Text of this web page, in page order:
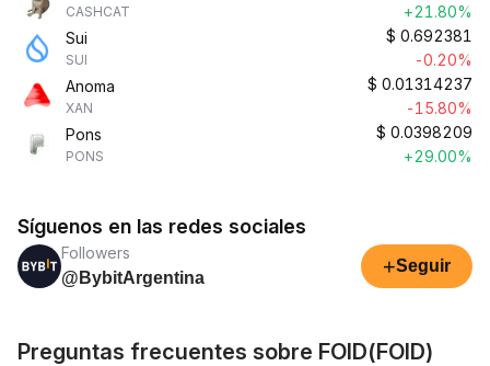
CASHCAT
+21.80%
Sui
SUI
$ 0.692381
-0.20%
Anoma
XAN
$ 0.01314237
-15.80%
Pons
PONS
$ 0.0398209
+29.00%
Síguenos en las redes sociales
Followers
@BybitArgentina
+Seguir
Preguntas frecuentes sobre FOID(FOID)